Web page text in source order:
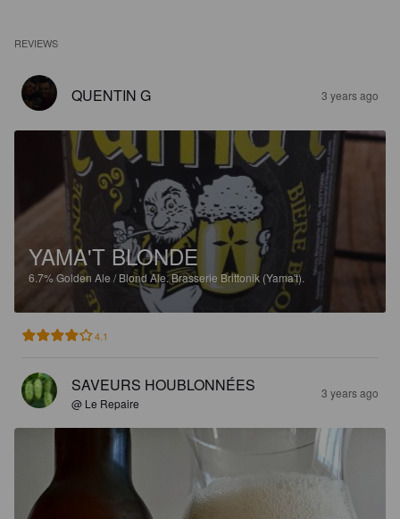
REVIEWS
QUENTIN G 3 years ago
YAMA'T BLONDE
6.7%Golden Ale / Blond Ale.Brasserie Brittonik (Yama't).
4.1
SAVEURS HOUBLONNÉES
@ Le Repaire
3 years ago